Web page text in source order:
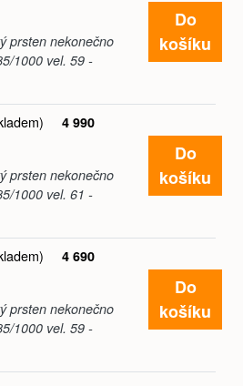
prsten nekonečno
1000 vel. 59 -
Do
košíku
4 990
prsten nekonečno
1000 vel. 61 -
Do
košíku
4 690
prsten nekonečno
1000 vel. 59 -
Do
košíku